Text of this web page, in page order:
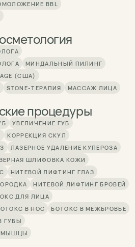
BBL
МИНДАЛЬНЫЙ ПИЛИНГ
(США)
STONE-ТЕРАПИЯ
МАССАЖ ЛИЦА
процедуры
УВЕЛИЧЕНИЕ ГУБ
КОРРЕКЦИЯ СКУЛ
ЛАЗЕРНОЕ УДАЛЕНИЕ КУПЕРОЗА
ШЛИФОВКА КОЖИ
НИТЕВОЙ ЛИФТИНГ ГЛАЗ
НИТЕВОЙ ЛИФТИНГ БРОВЕЙ
ДЛЯ ЛИЦА
В НОС
БОТОКС В МЕЖБРОВЬЕ
ГУБЫ
МЫШЦЫ